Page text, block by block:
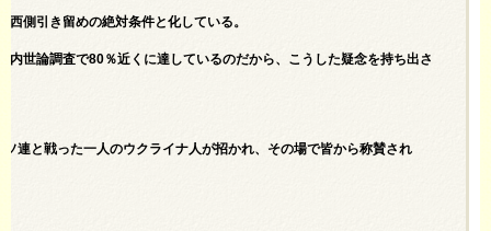
側引き留めの絶対条件と化している。
世論調査で80％近くに達しているのだから、こうした疑念を持ち出さ
連と戦った一人のウクライナ人が招かれ、その場で皆から称賛され